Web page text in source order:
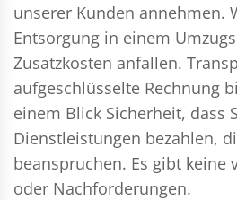
unserer Kunden annehmen.
Entsorgung in einem
Zusatzkosten anfallen.
aufgeschlüsselte Rechnung
einem Blick Sicherheit, dass
Dienstleistungen bezahlen,
beanspruchen. Es gibt keine
oder Nachforderungen.